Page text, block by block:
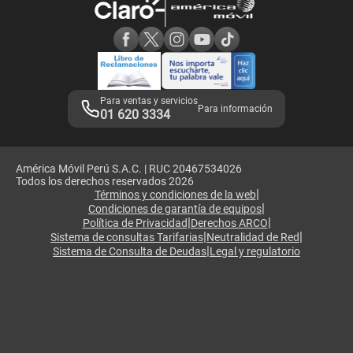
Adquirientes iPhone 6, 6S y SE
Mensaje de Seguridad
Términos y Condiciones de Tienda Claro
Libro de Reclamaciones
Legales de marketplace
Para ventas y servicios
01 620 3334 Para información
América Móvil Perú S.A.C. | RUC 20467534026
Todos los derechos reservados 2026
Términos y condiciones de la web|
Condiciones de garantía de equipos|
Política de Privacidad|Derechos ARCO|
Sistema de consultas Tarifarias|Neutralidad de Red|
Sistema de Consulta de Deudas|Legal y regulatorio